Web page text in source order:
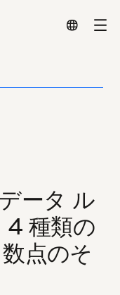
ータ ル
4 種類の
点のそ